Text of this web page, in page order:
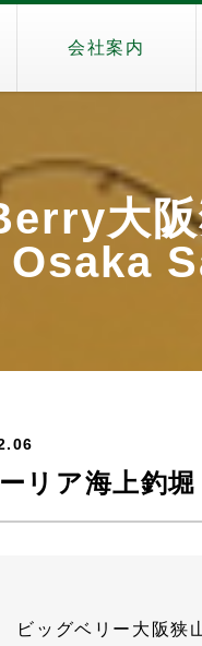
会社案内
大
リア海上釣
ビッグベリー大阪狭